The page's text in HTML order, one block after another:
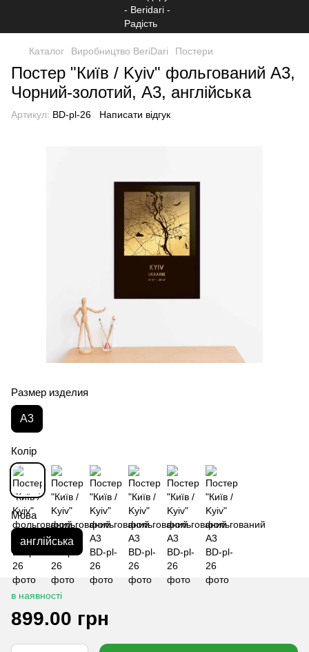
Каталог Виробництво BeriDari Постери
Постер "Київ / Kyiv" фольгований А3,
Чорний-золотий, А3, англійська
Артикул: BD-pl-26 Написати відгук
Размер изделия
А3
Колір
Мова
англійська
в наявності
899.00 грн